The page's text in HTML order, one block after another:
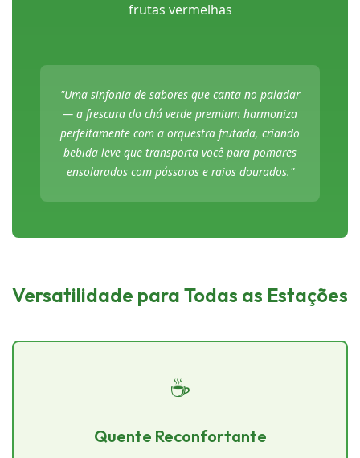
frutas vermelhas
"Uma sinfonia de sabores que canta no paladar
— a frescura do chá verde premium harmoniza
perfeitamente com a orquestra frutada, criando
bebida leve que transporta você para pomares
ensolarados com pássaros e raios dourados."
Versatilidade para Todas as Estações
☕
Quente Reconfortante